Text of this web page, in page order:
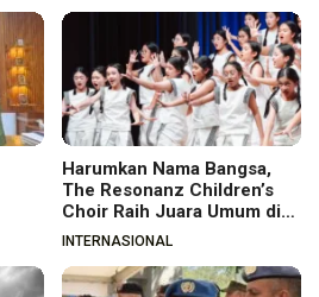
Harumkan Nama Bangsa,
The Resonanz Children’s
Choir Raih Juara Umum di
Hungaria
INTERNASIONAL